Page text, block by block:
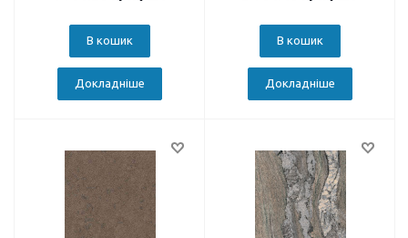
В кошик
Докладніше
В кошик
Докладніше